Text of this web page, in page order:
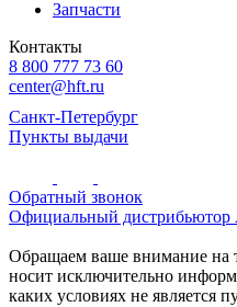
Запчасти
Контакты
8 800 777 73 60
center@hft.ru
Санкт-Петербург
Пункты выдачи
Обратный звонок
Официальный дистрибьютор
Обращаем ваше внимание на
носит исключительно
каких условиях не является